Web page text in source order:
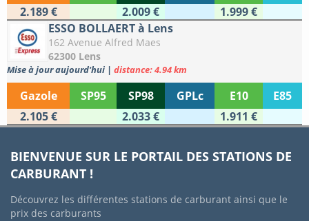
2.189 €
2.009 €
1.999 €
ESSO BOLLAERT à Lens
162 Avenue Alfred Maes
62300 Lens
Mise à jour aujourd'hui | distance: 4.94 km
Gazole SP95 SP98 GPLc E10
E85
2.105 €
2.033 € 1.911 €
BIENVENUE SUR LE PORTAIL DES STATIONS DE
CARBURANT !
Découvrez les différentes stations de carburant ainsi que le
prix des carburants